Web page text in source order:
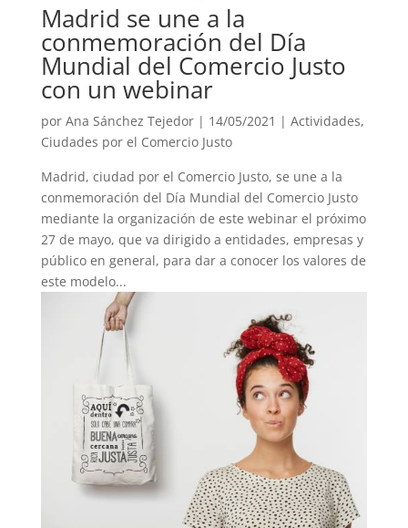
Madrid se une a la
conmemoración del Día
Mundial del Comercio Justo
con un webinar
por Ana Sánchez Tejedor| 14/05/2021 | Actividades,
Ciudades por el Comercio Justo
Madrid, ciudad por el Comercio Justo, se une a la
conmemoración del Día Mundial del Comercio Justo
mediante la organización de este webinar el próximo
27 de mayo, que va dirigido a entidades, empresas y
público en general, para dar a conocer los valores de
este modelo...